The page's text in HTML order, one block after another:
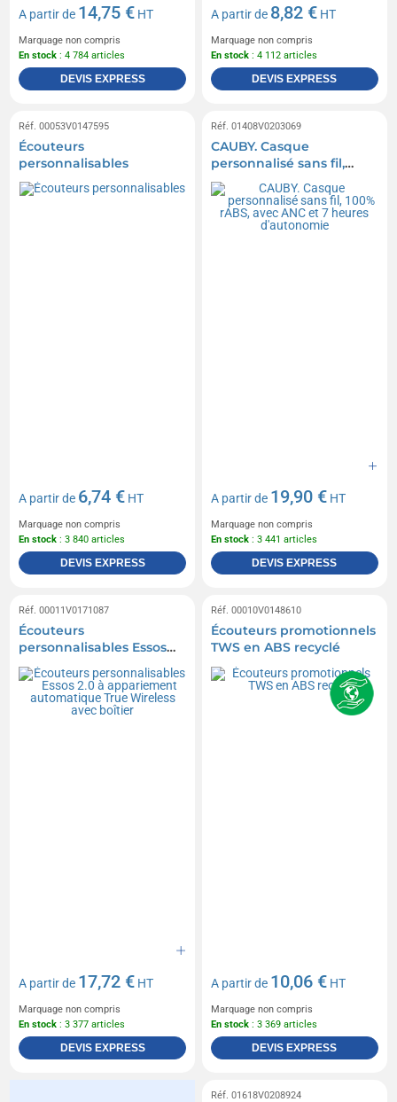
A partir de 14,75 € HT
Marquage non compris
En stock : 4 784 articles
DEVIS EXPRESS
A partir de 8,82 € HT
Marquage non compris
En stock : 4 112 articles
DEVIS EXPRESS
Réf. 00053V0147595
Écouteurs
personnalisables
A partir de 6,74 € HT
Marquage non compris
En stock : 3 840 articles
DEVIS EXPRESS
Réf. 01408V0203069
CAUBY. Casque
personnalisé sans fil,
100% rABS, avec ANC et 7
heures d'autonomie
A partir de 19,90 € HT
Marquage non compris
En stock : 3 441 articles
DEVIS EXPRESS
Réf. 00011V0171087
Écouteurs
personnalisables Essos
2.0 à appariement
automatique True
Wireless avec boîtier
A partir de 17,72 € HT
Marquage non compris
En stock : 3 377 articles
DEVIS EXPRESS
Réf. 00010V0148610
Écouteurs promotionnels
TWS en ABS recyclé
A partir de 10,06 € HT
Marquage non compris
En stock : 3 369 articles
DEVIS EXPRESS
Réf. 01618V0208924